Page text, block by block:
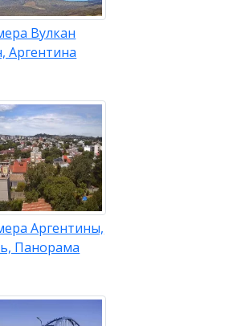
Вулкан
Аргентина
Аргентины,
Панорама